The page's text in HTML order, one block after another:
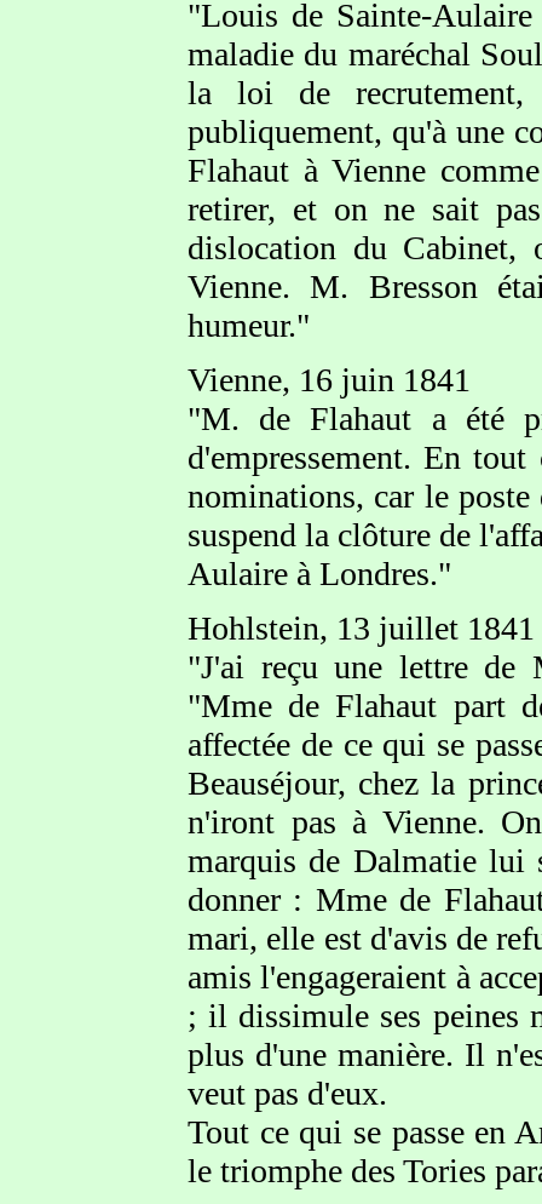
"Louis de Sainte-
maladie du maréchal
la loi de
publiquement, qu'à une
Flahaut à Vienne
retirer, et on ne sait
dislocation du
Vienne. M. Bresson
humeur."
Vienne, 16 juin 1841
"M. de Flahaut a été
d'empressement. En
nominations, car le
suspend la clôture de
Aulaire à Londres."
Hohlstein, 13 juillet 1841
"J'ai reçu une lettre de
"Mme de Flahaut part
affectée de ce qui se
Beauséjour, chez la
n'iront pas à Vienne.
marquis de Dalmatie lui
donner : Mme de
mari, elle est d'avis de
amis l'engageraient à
; il dissimule ses peines
plus d'une manière. Il
veut pas d'eux.
Tout ce qui se passe en
le triomphe des Tories